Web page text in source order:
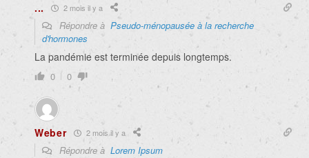
... 2 mois il y a
Répondre à Pseudo-ménopausée à la recherche
d'hormones
La pandémie est terminée depuis longtemps.
0 0
Weber 2 mois il y a
Répondre à Lorem Ipsum